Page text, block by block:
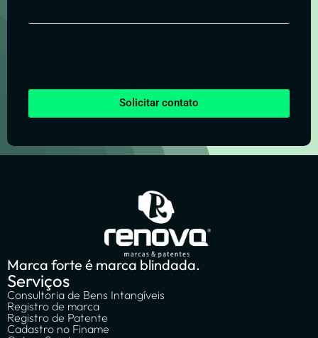
Solicitar contato
Marca forte é marca blindada.
Serviços
Consultoria de Bens Intangíveis
Registro de marca
Registro de Patente
Cadastro no Finame